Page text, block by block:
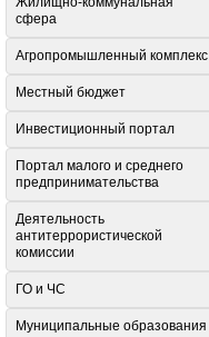
сфера
Агропромышленный комплекс
Местный бюджет
Инвестиционный портал
Портал малого и среднего
предпринимательства
Деятельность
антитеррористической
комиссии
ГО и ЧС
Муниципальные образования